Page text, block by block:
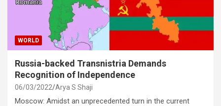
WORLD
Russia-backed Transnistria Demands
Recognition of Independence
06/03/2022 Arya S Shaji
Moscow: Amidst an unprecedented turn in the current